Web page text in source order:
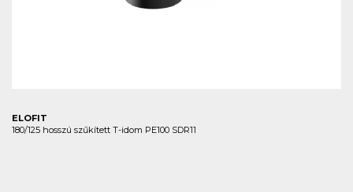
ELOFIT
180/125 hosszú szűkített T-idom PE100 SDR11